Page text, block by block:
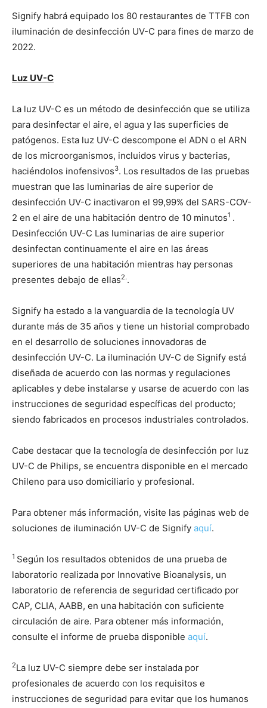
Signify habrá equipado los 80 restaurantes de TTFB con
iluminación de desinfección UV-C para fines de marzo de
2022.
Luz UV-C
La luz UV-C es un método de desinfección que se utiliza
para desinfectar el aire, el agua y las superficies de
patógenos. Esta luz UV-C descompone el ADN o el ARN
de los microorganismos, incluidos virus y bacterias,
haciéndolos inofensivos3. Los resultados de las pruebas
muestran que las luminarias de aire superior de
desinfección UV-C inactivaron el 99,99% del SARS-COV-
2 en el aire de una habitación dentro de 10 minutos1 .
Desinfección UV-C Las luminarias de aire superior
desinfectan continuamente el aire en las áreas
superiores de una habitación mientras hay personas
presentes debajo de ellas2..
Signify ha estado a la vanguardia de la tecnología UV
durante más de 35 años y tiene un historial comprobado
en el desarrollo de soluciones innovadoras de
desinfección UV-C. La iluminación UV-C de Signify está
diseñada de acuerdo con las normas y regulaciones
aplicables y debe instalarse y usarse de acuerdo con las
instrucciones de seguridad específicas del producto;
siendo fabricados en procesos industriales controlados.
Cabe destacar que la tecnología de desinfección por luz
UV-C de Philips, se encuentra disponible en el mercado
Chileno para uso domiciliario y profesional.
Para obtener más información, visite las páginas web de
soluciones de iluminación UV-C de Signify aquí.
1 Según los resultados obtenidos de una prueba de
laboratorio realizada por Innovative Bioanalysis, un
laboratorio de referencia de seguridad certificado por
CAP, CLIA, AABB, en una habitación con suficiente
circulación de aire. Para obtener más información,
consulte el informe de prueba disponible aquí.
2La luz UV-C siempre debe ser instalada por
profesionales de acuerdo con los requisitos e
instrucciones de seguridad para evitar que los humanos